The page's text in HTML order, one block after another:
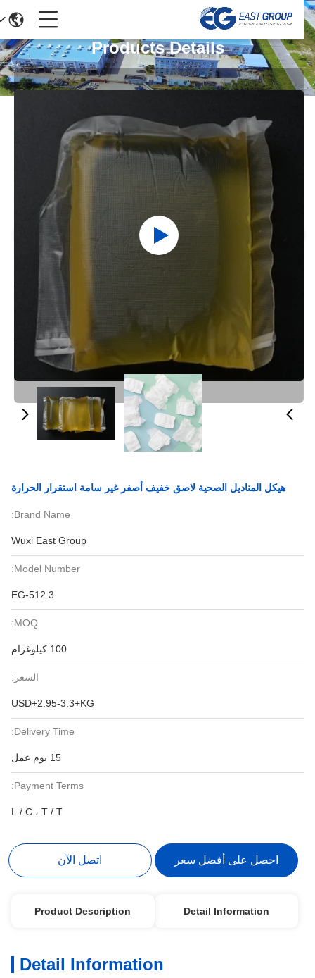
Products Details
هيكل المناديل الصحية لاصق خفيف أصفر غير سامة استقرار الحرارة
Brand Name:
Wuxi East Group
Model Number:
EG-512.3
MOQ:
100 كيلوغرام
السعر:
USD+2.95-3.3+KG
Delivery Time:
15 يوم عمل
Payment Terms:
L / C ، T / T
احصل على أفضل سعر اتصل الآن
Detail Information
Product Description
Detail Information